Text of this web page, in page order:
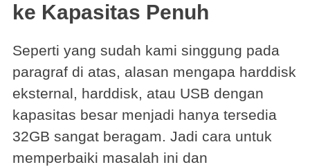
ke Kapasitas Penuh
Seperti yang sudah kami singgung pada
paragraf di atas, alasan mengapa harddisk
eksternal, harddisk, atau USB dengan
kapasitas besar menjadi hanya tersedia
32GB sangat beragam. Jadi cara untuk
memperbaiki masalah ini dan